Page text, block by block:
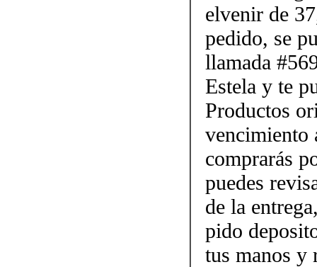
elvenir de
pedido, se
llamada
Estela y te
Productos
vencimiento
comprarás
puedes
de la
pido
tus manos y